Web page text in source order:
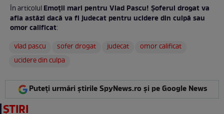
În articolulEmoții mari pentru Vlad Pascu! Șoferul drogat va
afla astăzi dacă va fi judecat pentru ucidere din culpă sau
omor calificat:
vlad pascu
sofer drogat judecat
omor calificat
ucidere din culpa
Puteți urmări știrile SpyNews.ro și pe Google News
ȘTIRI